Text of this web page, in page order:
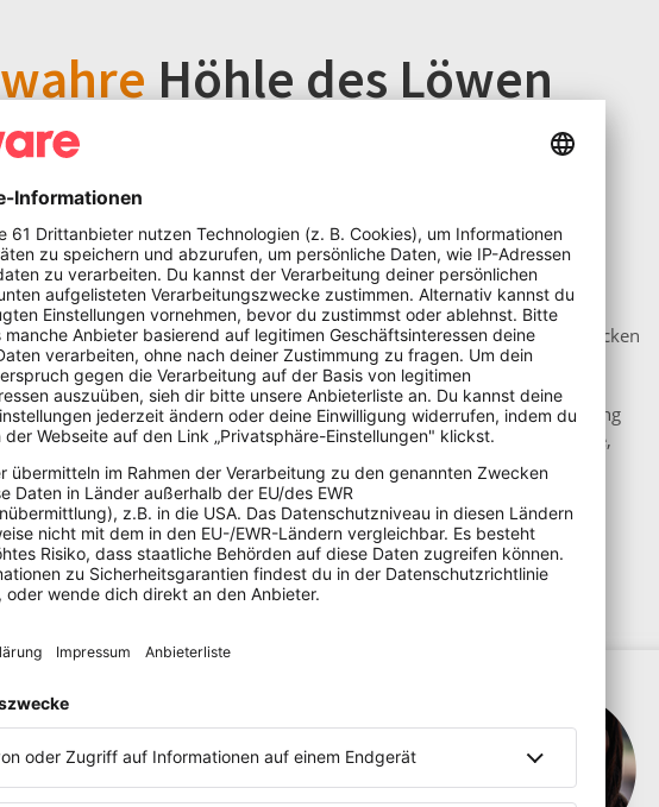
wahre Höhle des Löwen
ist das Finanzamt
„Was mir auch besonders gut gefällt ist,
dass ich die Umsatzsteuervoranmeldung
direktmit einem Klickans Finanzamt schicken
kann und dass Lexoffice automatisch meine
Einnahmen Überschussrechnung erstellt.
lexoffice macht mir meine ganze Buchhaltung
so leicht, dass ich einfach alles selbst mache,
ohne Steuerberater.“
Simone Herzog
Coach
Tatjana Kippels
Diplom-Psychologin &
Unternehmerin